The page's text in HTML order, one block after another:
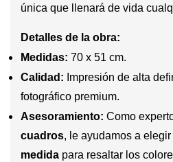
única que llenará de vida
Detalles de la obra:
Medidas: 70 x 51 cm.
Calidad: Impresión de alta
fotográfico premium.
Asesoramiento: Como
cuadros, le ayudamos a
medida para resaltar los